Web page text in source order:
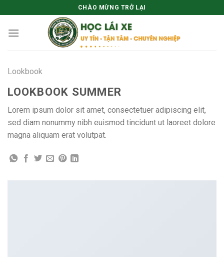
to
content
CHÀO MỪNG TRỞ LẠI
Lookbook
LOOKBOOK SUMMER
Lorem ipsum dolor sit amet, consectetuer adipiscing elit,
sed diam nonummy nibh euismod tincidunt ut laoreet dolore
magna aliquam erat volutpat.